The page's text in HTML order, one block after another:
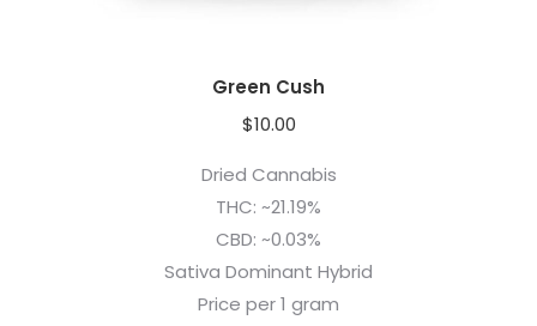
Green Cush
$10.00
Dried Cannabis
THC: ~21.19%
CBD: ~0.03%
Sativa Dominant Hybrid
Price per 1 gram